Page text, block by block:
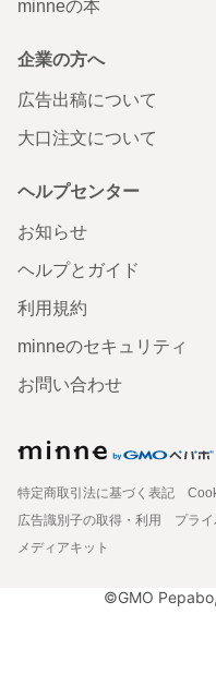
minneの本
企業の方へ
広告出稿について
大口注文について
ヘルプセンター
お知らせ
ヘルプとガイド
利用規約
minneのセキュリティ
お問い合わせ
特定商取引法に基づく表記
広告識別子の取得・利用
プラ
メディアキット
©GMO